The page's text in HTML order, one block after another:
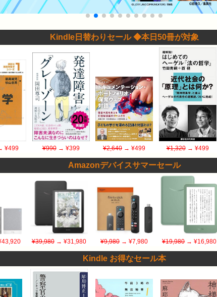
Kindle日替わりセール ◆本日50冊が対象
¥499 ¥990→ ¥399 ¥2,640 → ¥499 ¥1,320→ ¥499
Amazonデバイスサマーセール
¥39,980→ ¥31,980 ¥9,980→ ¥7,980 ¥19,980→ ¥16,980
Kindle お得なセール本